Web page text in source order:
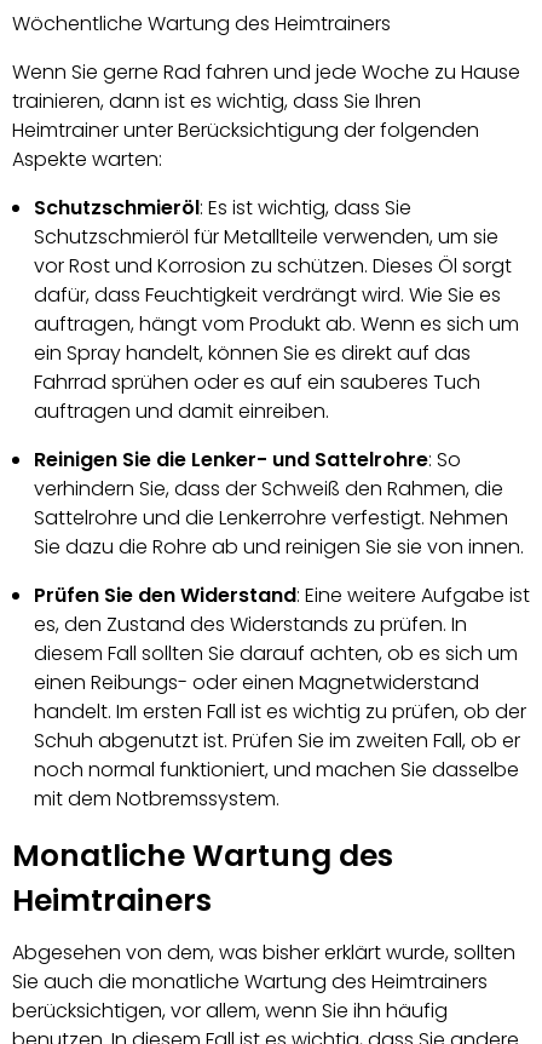
Wöchentliche Wartung des Heimtrainers
Wenn Sie gerne Rad fahren und jede Woche zu Hause
trainieren, dann ist es wichtig, dass Sie Ihren
Heimtrainer unter Berücksichtigung der folgenden
Aspekte warten:
Schutzschmieröl: Es ist wichtig, dass Sie
Schutzschmieröl für Metallteile verwenden, um sie
vor Rost und Korrosion zu schützen. Dieses Öl sorgt
dafür, dass Feuchtigkeit verdrängt wird. Wie Sie es
auftragen, hängt vom Produkt ab. Wenn es sich um
ein Spray handelt, können Sie es direkt auf das
Fahrrad sprühen oder es auf ein sauberes Tuch
auftragen und damit einreiben.
Reinigen Sie die Lenker- und Sattelrohre: So
verhindern Sie, dass der Schweiß den Rahmen, die
Sattelrohre und die Lenkerrohre verfestigt. Nehmen
Sie dazu die Rohre ab und reinigen Sie sie von innen.
Prüfen Sie den Widerstand: Eine weitere Aufgabe ist
es, den Zustand des Widerstands zu prüfen. In
diesem Fall sollten Sie darauf achten, ob es sich um
einen Reibungs- oder einen Magnetwiderstand
handelt. Im ersten Fall ist es wichtig zu prüfen, ob der
Schuh abgenutzt ist. Prüfen Sie im zweiten Fall, ob er
noch normal funktioniert, und machen Sie dasselbe
mit dem Notbremssystem.
Monatliche Wartung des
Heimtrainers
Abgesehen von dem, was bisher erklärt wurde, sollten
Sie auch die monatliche Wartung des Heimtrainers
berücksichtigen, vor allem, wenn Sie ihn häufig